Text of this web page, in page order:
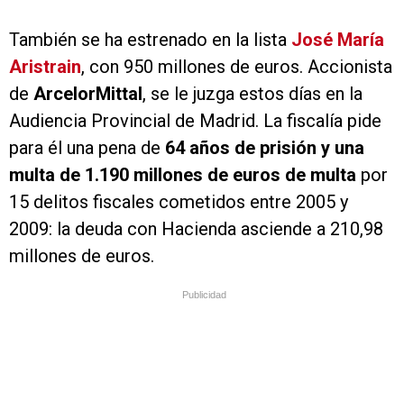
También se ha estrenado en la lista José María
Aristrain, con 950 millones de euros. Accionista
de ArcelorMittal, se le juzga estos días en la
Audiencia Provincial de Madrid. La fiscalía pide
para él una pena de 64 años de prisión y una
multa de 1.190 millones de euros de multa por
15 delitos fiscales cometidos entre 2005 y
2009: la deuda con Hacienda asciende a 210,98
millones de euros.
Publicidad